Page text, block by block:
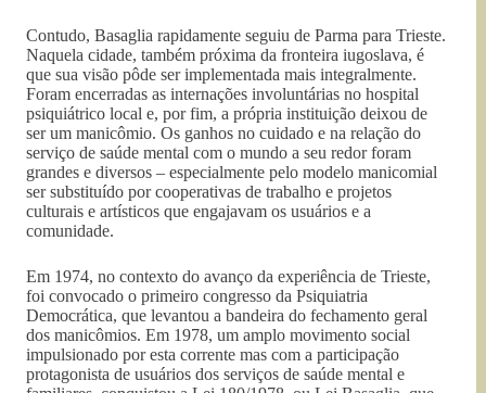
Contudo, Basaglia rapidamente seguiu de Parma para Trieste.
Naquela cidade, também próxima da fronteira iugoslava, é
que sua visão pôde ser implementada mais integralmente.
Foram encerradas as internações involuntárias no hospital
psiquiátrico local e, por fim, a própria instituição deixou de
ser um manicômio. Os ganhos no cuidado e na relação do
serviço de saúde mental com o mundo a seu redor foram
grandes e diversos – especialmente pelo modelo manicomial
ser substituído por cooperativas de trabalho e projetos
culturais e artísticos que engajavam os usuários e a
comunidade.
Em 1974, no contexto do avanço da experiência de Trieste,
foi convocado o primeiro congresso da Psiquiatria
Democrática, que levantou a bandeira do fechamento geral
dos manicômios. Em 1978, um amplo movimento social
impulsionado por esta corrente mas com a participação
protagonista de usuários dos serviços de saúde mental e